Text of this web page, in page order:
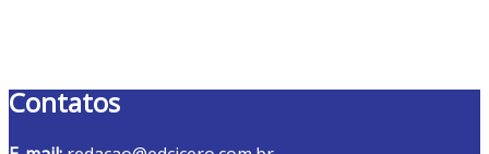
Contatos